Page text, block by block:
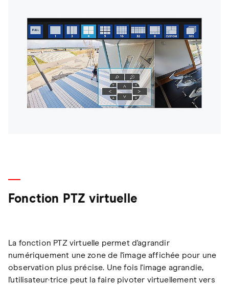
Fonction PTZ virtuelle
La fonction PTZ virtuelle permet d'agrandir
numériquement une zone de l'image affichée pour une
observation plus précise. Une fois l'image agrandie,
l'utilisateur·trice peut la faire pivoter virtuellement vers